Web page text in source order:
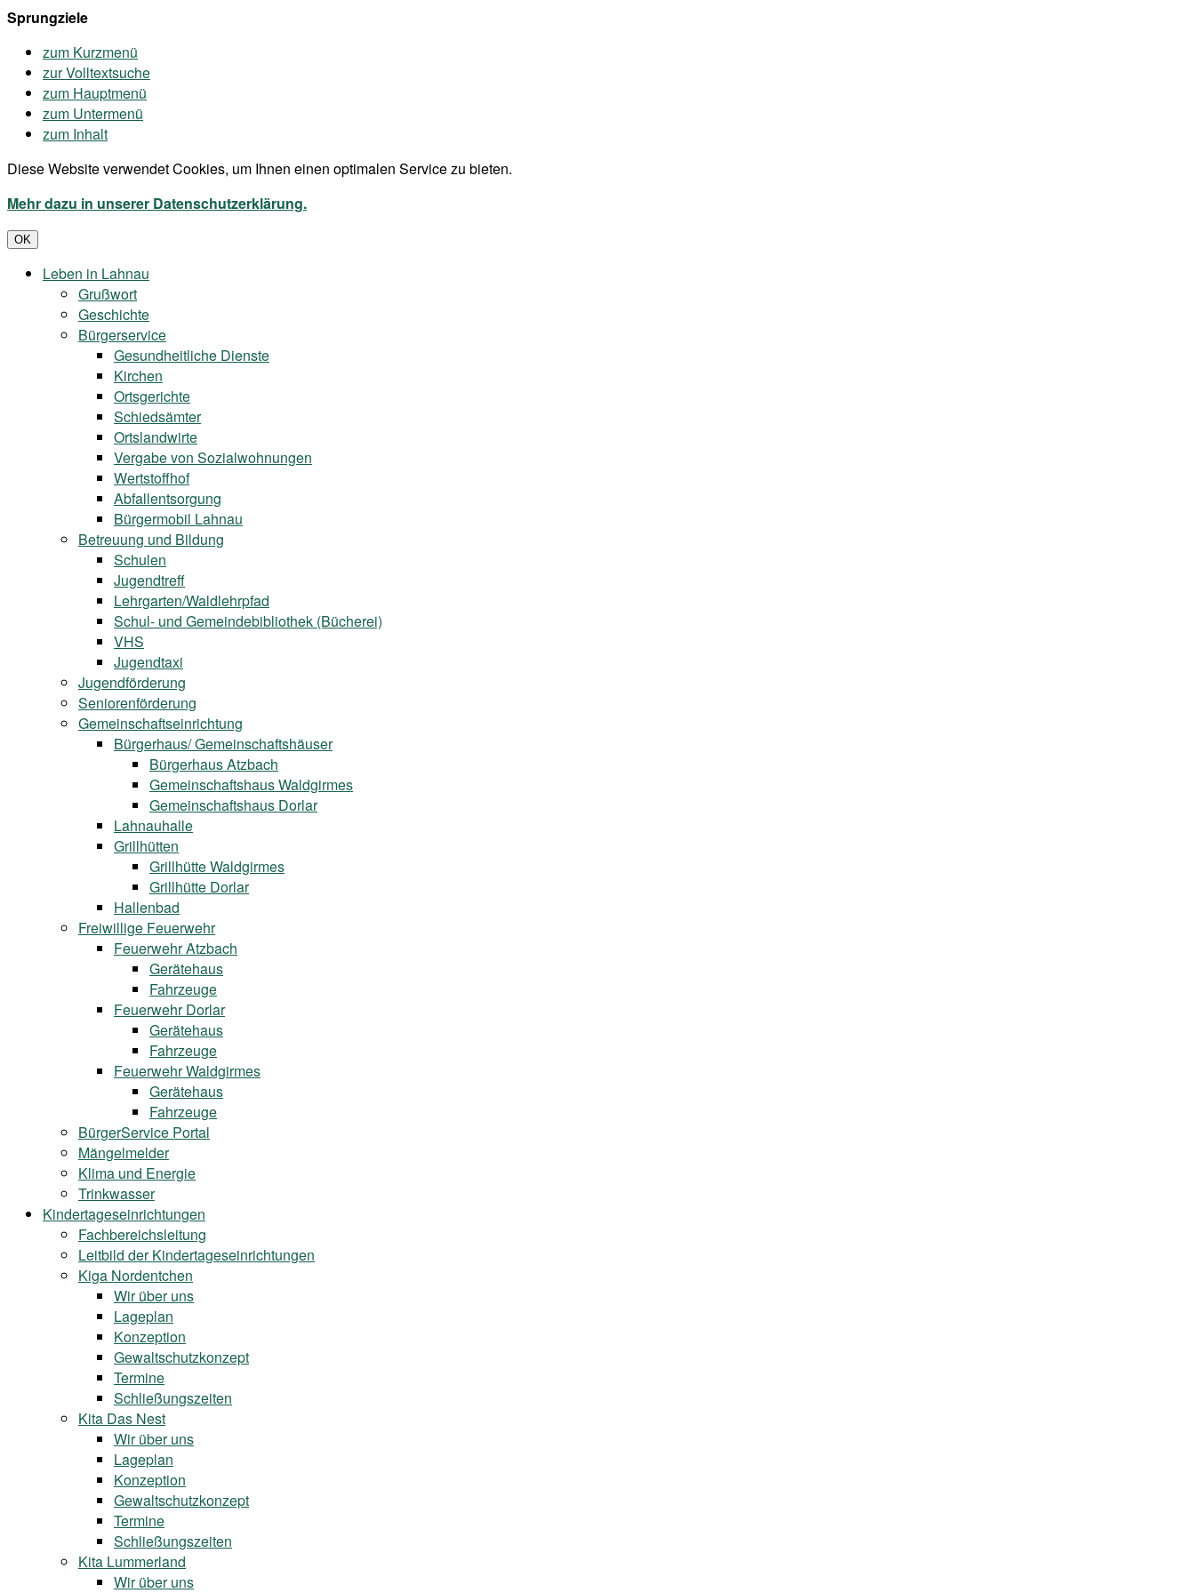
Sprungziele
zum Kurzmenü
zur Volltextsuche
zum Hauptmenü
zum Untermenü
zum Inhalt
Diese Website verwendet Cookies, um Ihnen einen optimalen Service zu bieten.
Mehr dazu in unserer Datenschutzerklärung.
OK
Leben in Lahnau
Grußwort
Geschichte
Bürgerservice
Gesundheitliche Dienste
Kirchen
Ortsgerichte
Schiedsämter
Ortslandwirte
Vergabe von Sozialwohnungen
Wertstoffhof
Abfallentsorgung
Bürgermobil Lahnau
Betreuung und Bildung
Schulen
Jugendtreff
Lehrgarten/Waldlehrpfad
Schul- und Gemeindebibliothek (Bücherei)
VHS
Jugendtaxi
Jugendförderung
Seniorenförderung
Gemeinschaftseinrichtung
Bürgerhaus/ Gemeinschaftshäuser
Bürgerhaus Atzbach
Gemeinschaftshaus Waldgirmes
Gemeinschaftshaus Dorlar
Lahnauhalle
Grillhütten
Grillhütte Waldgirmes
Grillhütte Dorlar
Hallenbad
Freiwillige Feuerwehr
Feuerwehr Atzbach
Gerätehaus
Fahrzeuge
Feuerwehr Dorlar
Gerätehaus
Fahrzeuge
Feuerwehr Waldgirmes
Gerätehaus
Fahrzeuge
BürgerService Portal
Mängelmelder
Klima und Energie
Trinkwasser
Kindertageseinrichtungen
Fachbereichsleitung
Leitbild der Kindertageseinrichtungen
Kiga Nordentchen
Wir über uns
Lageplan
Konzeption
Gewaltschutzkonzept
Termine
Schließungszeiten
Kita Das Nest
Wir über uns
Lageplan
Konzeption
Gewaltschutzkonzept
Termine
Schließungszeiten
Kita Lummerland
Wir über uns